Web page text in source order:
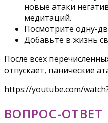
новые атаки
медитаций.
Посмотрите одну-
Добавьте в жизнь
После всех
отпускает, панические
https://youtube.com/
ВОПРОС-ОТВЕТ